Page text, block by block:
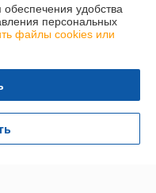
удобства
персональных
файлы cookies или